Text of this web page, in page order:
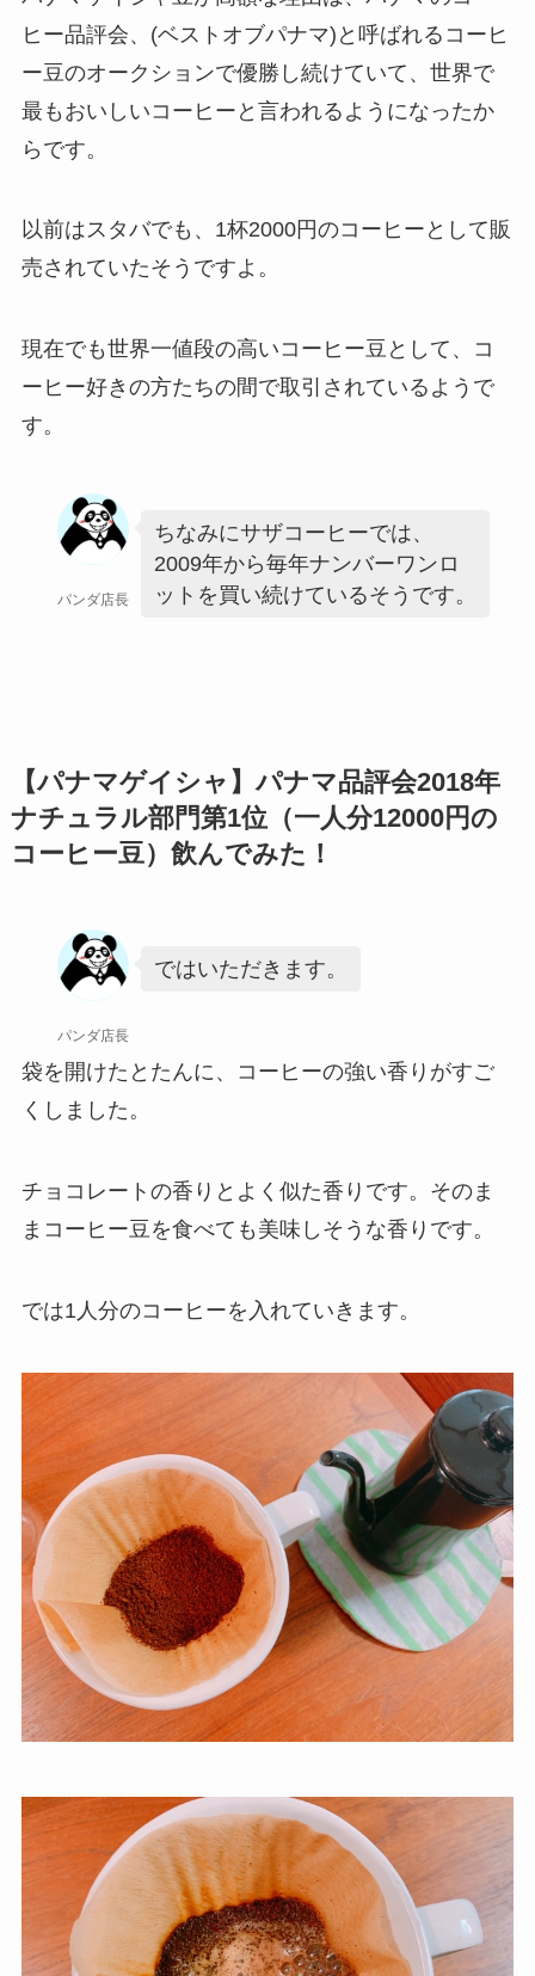
ヒー品評会、(ベストオブパナマ)と呼ばれるコーヒ
ー豆のオークションで優勝し続けていて、世界で
最もおいしいコーヒーと言われるようになったか
らです。
以前はスタバでも、1杯2000円のコーヒーとして販
売されていたそうですよ。
現在でも世界一値段の高いコーヒー豆として、コ
ーヒー好きの方たちの間で取引されているようで
す。
パンダ店長
ちなみにサザコーヒーでは、
2009年から毎年ナンバーワンロ
ットを買い続けているそうです。
【パナマゲイシャ】パナマ品評会2018年
ナチュラル部門第1位（一人分12000円の
コーヒー豆）飲んでみた！
パンダ店長
ではいただきます。
袋を開けたとたんに、コーヒーの強い香りがすご
くしました。
チョコレートの香りとよく似た香りです。そのま
まコーヒー豆を食べても美味しそうな香りです。
では1人分のコーヒーを入れていきます。